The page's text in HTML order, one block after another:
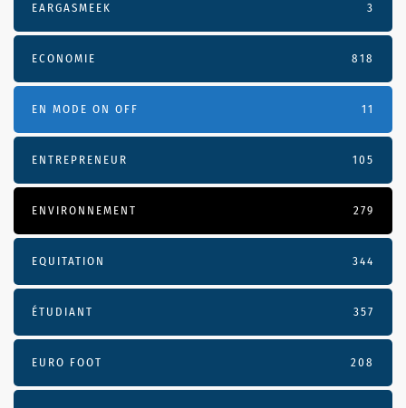
EARGASMEEK 3
ECONOMIE 818
EN MODE ON OFF 11
ENTREPRENEUR 105
ENVIRONNEMENT 279
EQUITATION 344
ÉTUDIANT 357
EURO FOOT 208